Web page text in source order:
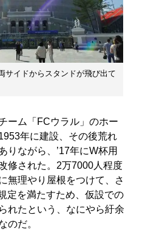
サイドからスタンドが飛び出て
ーム「FCウラル」のホー
年に建設、その後荒れ
りながら、’17年にW杯用
修された。2万7000人程度
無理やり屋根をつけて、さ
定を満たすため、仮設での
れたという、なにやら紆余
のだ。